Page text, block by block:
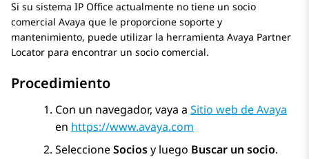
Si su sistema IP Office actualmente no tiene un socio
comercial Avaya que le proporcione soporte y
mantenimiento, puede utilizar la herramienta Avaya Partner
Locator para encontrar un socio comercial.
Procedimiento
Con un navegador, vaya a Sitio web de Avaya
en https://www.avaya.com
SeleccioneSociosy luego Buscar un socio.